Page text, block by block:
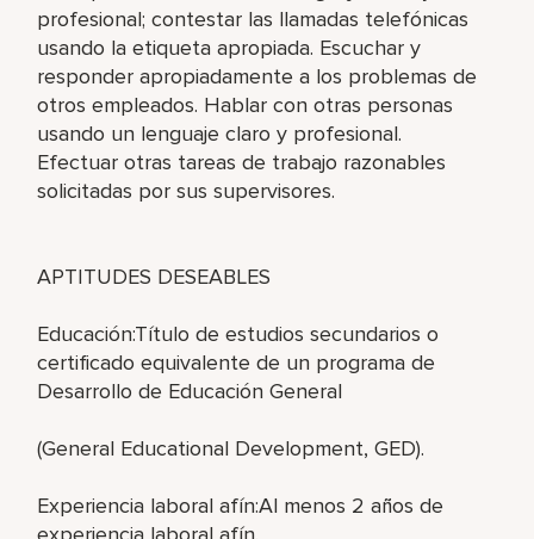
profesional; contestar las llamadas telefónicas
usando la etiqueta apropiada. Escuchar y
responder apropiadamente a los problemas de
otros empleados. Hablar con otras personas
usando un lenguaje claro y profesional.
Efectuar otras tareas de trabajo razonables
solicitadas por sus supervisores.
APTITUDES DESEABLES
Educación:Título de estudios secundarios o
certificado equivalente de un programa de
Desarrollo de Educación General
(General Educational Development, GED).
Experiencia laboral afín:Al menos 2 años de
experiencia laboral afín.